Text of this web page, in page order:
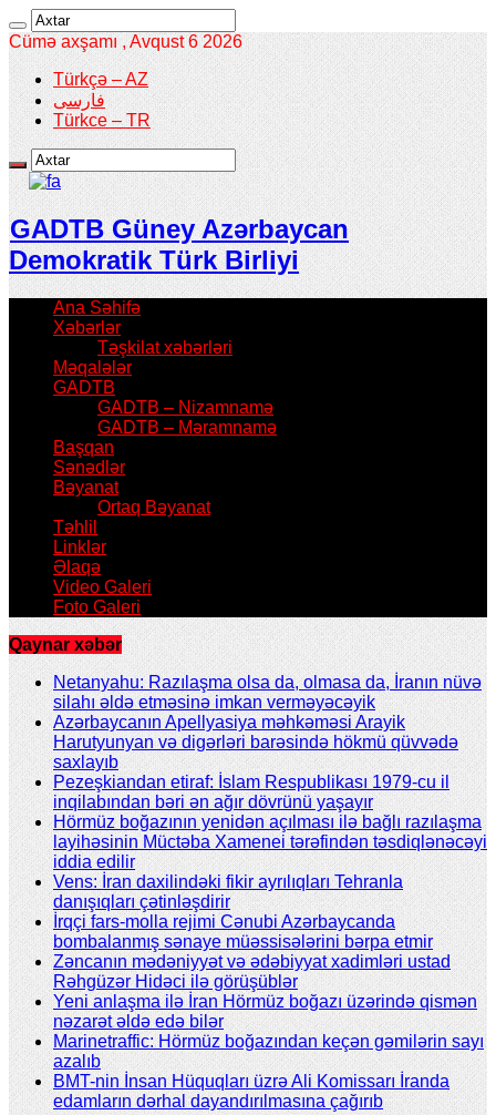
Cümə axşamı , Avqust 6 2026
Türkçə – AZ
فارسی
Türkce – TR
GADTB Güney Azərbaycan
Demokratik Türk Birliyi
Ana Səhifə
Xəbərlər
Təşkilat xəbərləri
Məqalələr
GADTB
GADTB – Nizamnamə
GADTB – Məramnamə
Başqan
Sənədlər
Bəyanat
Ortaq Bəyanat
Təhlil
Linklər
Əlaqə
Video Galeri
Foto Galeri
Qaynar xəbər
Netanyahu: Razılaşma olsa da, olmasa da, İranın nüvə
silahı əldə etməsinə imkan verməyəcəyik
Azərbaycanın Apellyasiya məhkəməsi Arayik
Harutyunyan və digərləri barəsində hökmü qüvvədə
saxlayıb
Pezeşkiandan etiraf: İslam Respublikası 1979-cu il
inqilabından bəri ən ağır dövrünü yaşayır
Hörmüz boğazının yenidən açılması ilə bağlı razılaşma
layihəsinin Müctəba Xamenei tərəfindən təsdiqlənəcəyi
iddia edilir
Vens: İran daxilindəki fikir ayrılıqları Tehranla
danışıqları çətinləşdirir
İrqçi fars-molla rejimi Cənubi Azərbaycanda
bombalanmış sənaye müəssisələrini bərpa etmir
Zəncanın mədəniyyət və ədəbiyyat xadimləri ustad
Rəhgüzər Hidəci ilə görüşüblər
Yeni anlaşma ilə İran Hörmüz boğazı üzərində qismən
nəzarət əldə edə bilər
Marinetraffic: Hörmüz boğazından keçən gəmilərin sayı
azalıb
BMT-nin İnsan Hüquqları üzrə Ali Komissarı İranda
edamların dərhal dayandırılmasına çağırıb